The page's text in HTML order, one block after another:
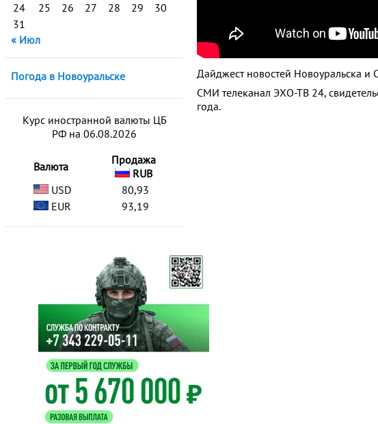
24
25 26 27 28 29
30
31
« Июл
Погода в Новоуральске
Курс иностранной валюты ЦБ
РФ на 06.08.2026
Валюта
Продажа
RUB
USD
80,93
EUR
93,19
Дайджест новостей Новоуральска и
СМИ телеканал ЭХО-ТВ 24,
года.